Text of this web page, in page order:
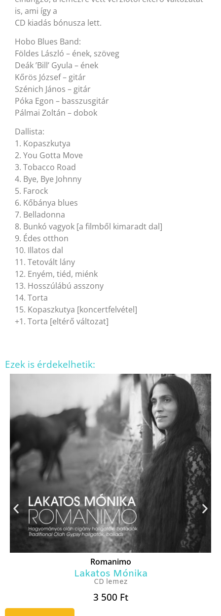
is, ami így a
CD kiadás bónusza lett.
Hobo Blues Band:
Földes László – ének, szöveg
Deák ’Bill’ Gyula – ének
Kőrös József – gitár
Szénich János – gitár
Póka Egon – basszusgitár
Pálmai Zoltán – dobok
Dallista:
1. Kopaszkutya
2. You Gotta Move
3. Tobacco Road
4. Bye, Bye Johnny
5. Farock
6. Kőbánya blues
7. Belladonna
8. Bunkó vagyok [a filmből kimaradt dal]
9. Édes otthon
10. Illatos dal
11. Tetovált lány
12. Enyém, tiéd, miénk
13. Hosszúlábú asszony
14. Torta
15. Kopaszkutya [koncertfelvétel]
+1. Torta [eltérő változat]
Ezek is érdekelhetik:
Romanimo
Lakatos Mónika
CD lemez
3 500 Ft